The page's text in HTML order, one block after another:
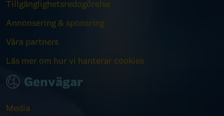
Tillgänglighetsredogörelse
Annonsering & sponsring
Våra partners
Läs mer om hur vi hanterar cookies
Genvägar
Media